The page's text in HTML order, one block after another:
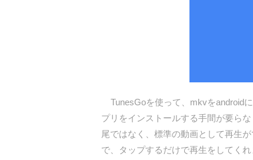
TunesGoを使って、mkvをandroid
プリをインストールする手間が要ら
尾ではなく、標準の動画として再生
で、タップするだけで再生をしてく